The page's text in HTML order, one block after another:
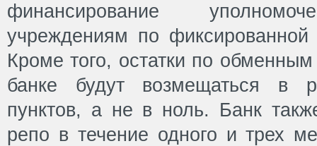
финансирование
учреждениям по фиксированной
Кроме того, остатки по
банке будут возмещаться в
пунктов, а не в ноль. Банк
репо в течение одного и трех